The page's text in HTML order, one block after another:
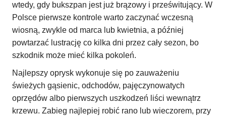
wtedy, gdy bukszpan jest już brązowy i prześwitujący. W
Polsce pierwsze kontrole warto zaczynać wczesną
wiosną, zwykle od marca lub kwietnia, a później
powtarzać lustrację co kilka dni przez cały sezon, bo
szkodnik może mieć kilka pokoleń.
Najlepszy oprysk wykonuje się po zauważeniu
świeżych gąsienic, odchodów, pajęczynowatych
oprzędów albo pierwszych uszkodzeń liści wewnątrz
krzewu. Zabieg najlepiej robić rano lub wieczorem, przy